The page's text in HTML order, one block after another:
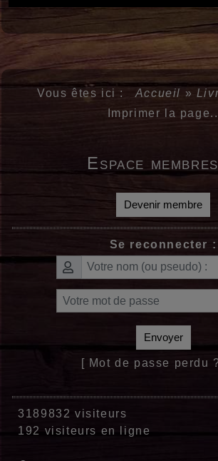
Vous êtes ici : Accueil »
Imprimer la
Espace membres
Devenir membre
Se reconnecter :
Envoyer
[ Mot de passe perdu
3189832 visiteurs
192 visiteurs en ligne